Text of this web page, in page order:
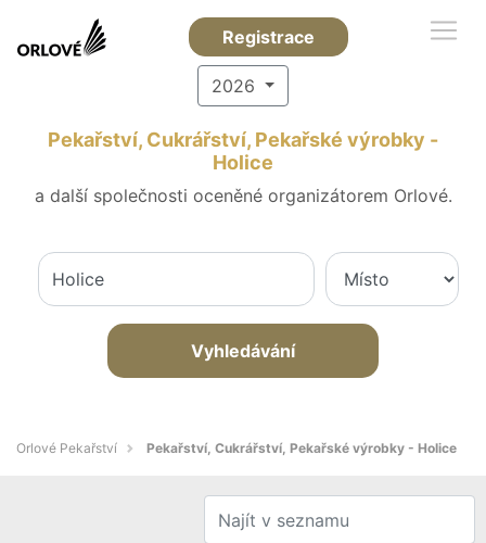
Registrace
2026
Pekařství, Cukrářství, Pekařské výrobky -
Holice
a další společnosti oceněné organizátorem Orlové.
Vyhledávání
Orlové Pekařství Pekařství, Cukrářství, Pekařské výrobky - Holice